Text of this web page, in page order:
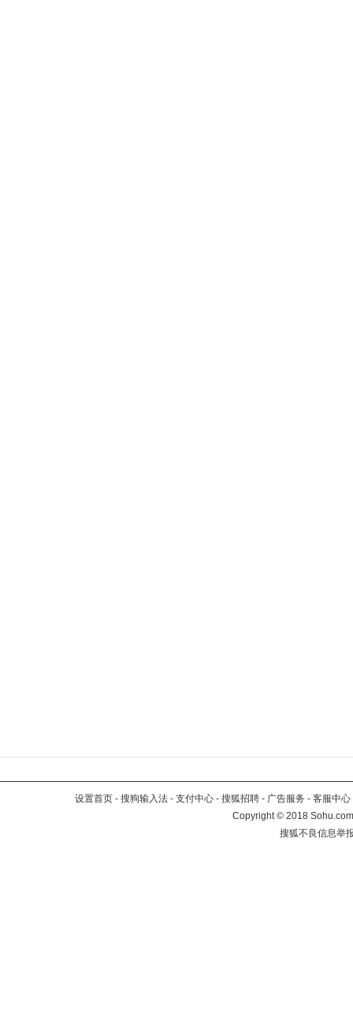
设置首页 - 搜狗输入法 - 支付中心 - 搜狐招聘 - 广告服务 - 客服中心
Copyright©2018
搜狐不良信息举